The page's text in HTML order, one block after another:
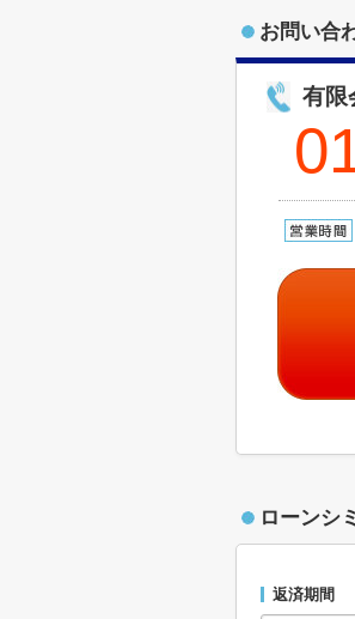
お問い合
有限
ローンシ
返済期間